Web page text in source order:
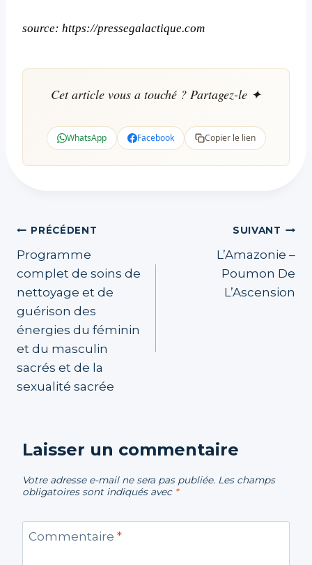
source: https://pressegalactique.com
Cet article vous a touché ? Partagez-le ✦
WhatsApp Facebook Copier le lien
Navigation
de
l’article
PRÉCÉDENT
Programme
complet de soins de
nettoyage et de
guérison des
énergies du féminin
et du masculin
sacrés et de la
sexualité sacrée
SUIVANT
L’Amazonie –
Poumon De
L’Ascension
Laisser un commentaire
Votre adresse e-mail ne sera pas publiée. Les champs
obligatoires sont indiqués avec *
Commentaire *